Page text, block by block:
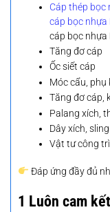
Cáp thép bọc
cáp bọc nhựa
cáp bọc nhựa
Tăng đơ cáp
Ốc siết cáp
Móc cẩu, phụ
Tăng đơ cáp,
Palang xích,
Dây xích,
Vật tư công
Đáp ứng đầy đủ
1 Luôn cam